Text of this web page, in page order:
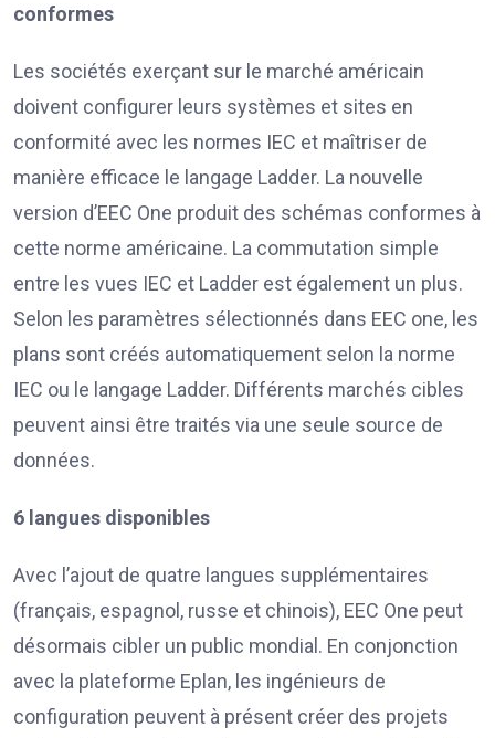
conformes
Les sociétés exerçant sur le marché américain
doivent configurer leurs systèmes et sites en
conformité avec les normes IEC et maîtriser de
manière efficace le langage Ladder. La nouvelle
version d’EEC One produit des schémas conformes à
cette norme américaine. La commutation simple
entre les vues IEC et Ladder est également un plus.
Selon les paramètres sélectionnés dans EEC one, les
plans sont créés automatiquement selon la norme
IEC ou le langage Ladder. Différents marchés cibles
peuvent ainsi être traités via une seule source de
données.
6 langues disponibles
Avec l’ajout de quatre langues supplémentaires
(français, espagnol, russe et chinois), EEC One peut
désormais cibler un public mondial. En conjonction
avec la plateforme Eplan, les ingénieurs de
configuration peuvent à présent créer des projets